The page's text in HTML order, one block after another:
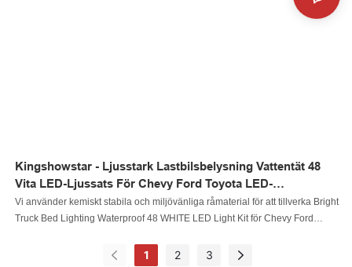
Kingshowstar - Ljusstark Lastbilsbelysning Vattentät 48
Vita LED-Ljussats För Chevy Ford Toyota LED-
Lastbilsbelysning
Vi använder kemiskt stabila och miljövänliga råmaterial för att tillverka Bright
Truck Bed Lighting Waterproof 48 WHITE LED Light Kit för Chevy Ford
användarna. Dessutom har den utmärkta prestanda vilket gör den mycket
1 2 3